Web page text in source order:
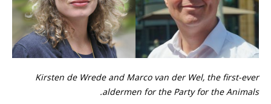
Kirsten de Wrede and Marco van der Wel, the first-ever
aldermen for the Party for the Animals.